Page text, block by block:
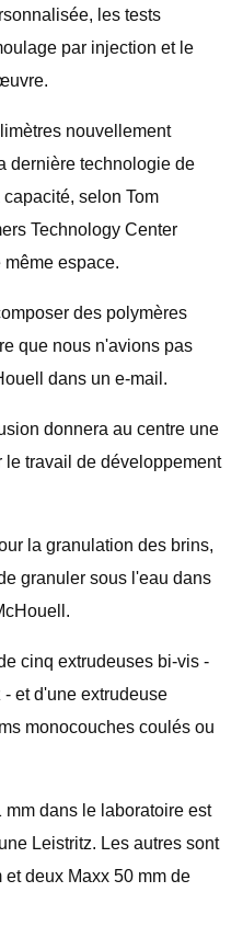
les tests
par injection et le
nouvellement
dernière technologie de
selon Tom
Technology Center
espace.
des polymères
que nous n'avions pas
dans un e-mail.
donnera au centre une
travail de développement
la granulation des brins,
granuler sous l'eau dans
cinq extrudeuses bi-vis -
et d'une extrudeuse
monocouches coulés ou
dans le laboratoire est
Leistritz. Les autres sont
et deux Maxx 50 mm de